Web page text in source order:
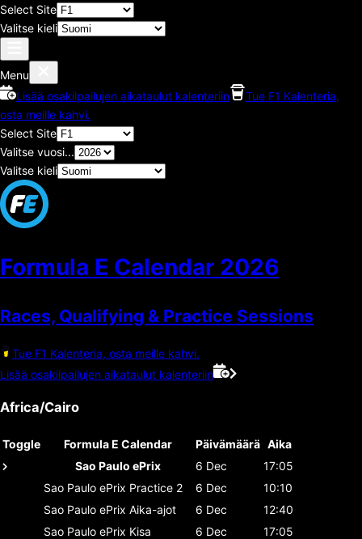
Select Site
Valitse kieli
Menu
Lisää osakilpailujen aikataulut kalenteriin
Tue F1 Kalenteria,
osta meille kahvi.
Select Site
Valitse vuosi...
Valitse kieli
Formula E Calendar 2026
Races, Qualifying & Practice Sessions
Tue F1 Kalenteria, osta meille kahvi.
Lisää osakilpailujen aikataulut kalenteriin
Africa/Cairo
Toggle Formula E Calendar Päivämäärä Aika
Sao Paulo ePrix
6 Dec
17:05
Sao Paulo ePrix Practice 2 6 Dec
10:10
Sao Paulo ePrix Aika-ajot 6 Dec
12:40
Sao Paulo ePrix Kisa 6 Dec
17:05